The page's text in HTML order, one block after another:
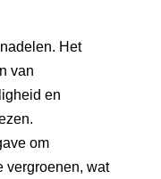
Het
van
en
om
vergroenen, wat